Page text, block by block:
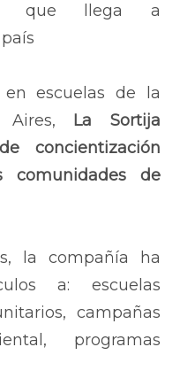
que llega a
escuelas de la
Aires, La Sortija
concientización
comunidades de
la compañía ha
a: escuelas
campañas
programas